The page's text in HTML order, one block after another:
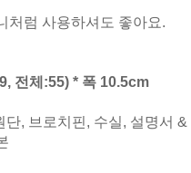
처럼 사용하셔도 좋아요.
전체:55) * 폭 10.5cm
, 브로치핀, 수실, 설명서 &